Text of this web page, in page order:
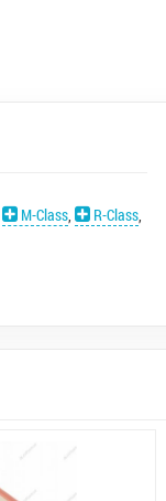
M-Class, R-Class,